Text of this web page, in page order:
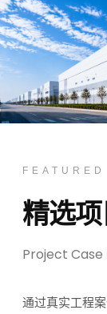
精选
Project Case
通过真实工程